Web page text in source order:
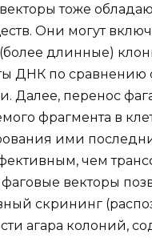
тоже
Они могут
длинные)
ДНК по сравнению
Далее, перенос
фрагмента в
ими
чем
векторы
скрининг
агара колоний,